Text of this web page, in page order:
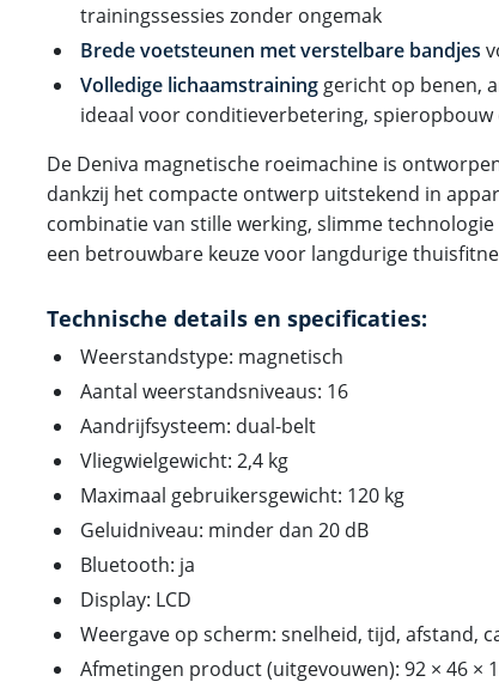
trainingssessies zonder ongemak
Brede voetsteunen met verstelbare bandjes
Volledige lichaamstraining gericht op benen,
ideaal voor conditieverbetering,
De Deniva magnetische roeimachine is
dankzij het compacte ontwerp uitstekend in
combinatie van stille werking, slimme
een betrouwbare keuze voor langdurige
Technische details en specificaties:
Weerstandstype: magnetisch
Aantal weerstandsniveaus: 16
Aandrijfsysteem: dual-belt
Vliegwielgewicht: 2,4 kg
Maximaal gebruikersgewicht: 120 kg
Geluidniveau: minder dan 20 dB
Bluetooth: ja
Display: LCD
Weergave op scherm: snelheid, tijd, afstand,
Afmetingen product (uitgevouwen): 92 × 46 ×